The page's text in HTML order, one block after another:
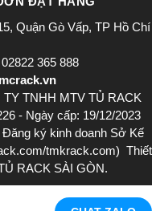
Quận Gò Vấp, TP Hồ Chí
365 888​
TNHH MTV TỦ RACK
- Ngày cấp: 19/12/2023
ký kinh doanh Sở Kế
tmkrack.com) Thiết
RACK SÀI GÒN.